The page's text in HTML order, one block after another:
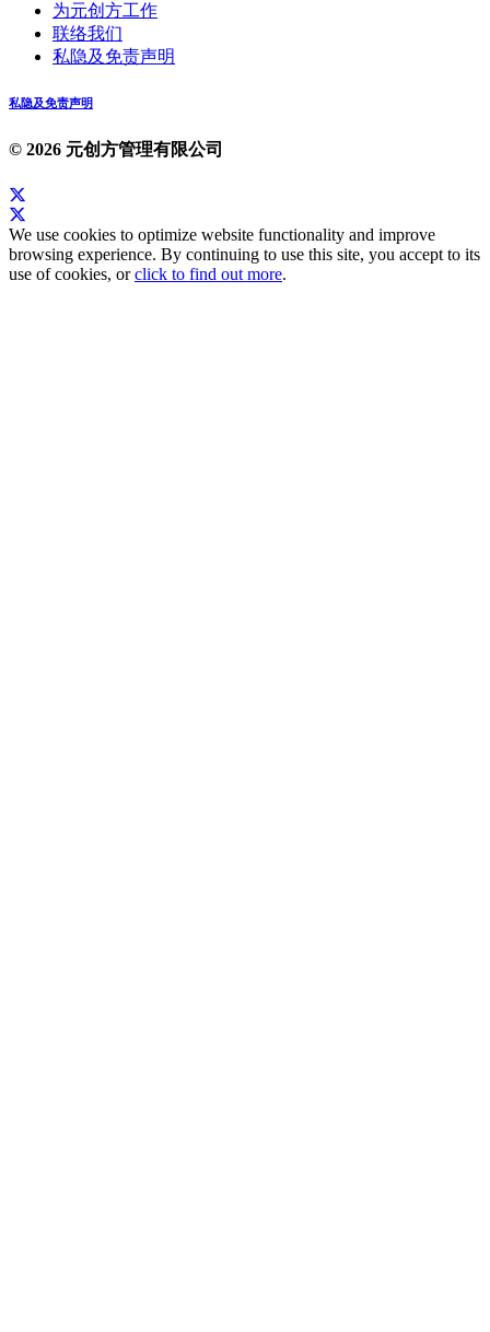
为元创方工作
联络我们
私隐及免责声明
私隐及免责声明
© 2026 元创方管理有限公司
We use cookies to optimize website functionality and improve
browsing experience. By continuing to use this site, you accept to its
use of cookies, orclick to find out more.